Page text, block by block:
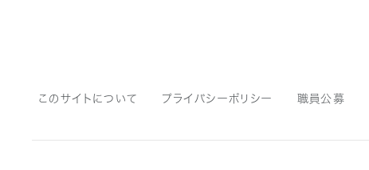
このサイトについて プライバシーポリシー 職員公募